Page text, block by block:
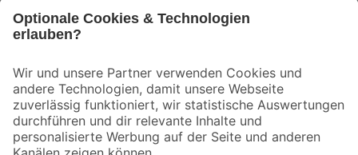
Der toom Newsletter: Keine Angebote und Aktionen mehr verpassen!
Zur Newsletter Anmeldung